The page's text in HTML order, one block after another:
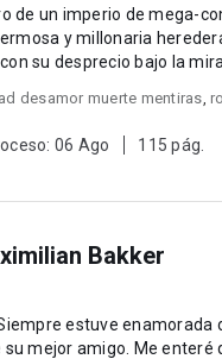
de un imperio de mega-
y millonaria
bajo la mirada de todos,
desamor muerte mentiras,
06 Ago 115 pág.
Bakker
mejor amigo. Me enteré